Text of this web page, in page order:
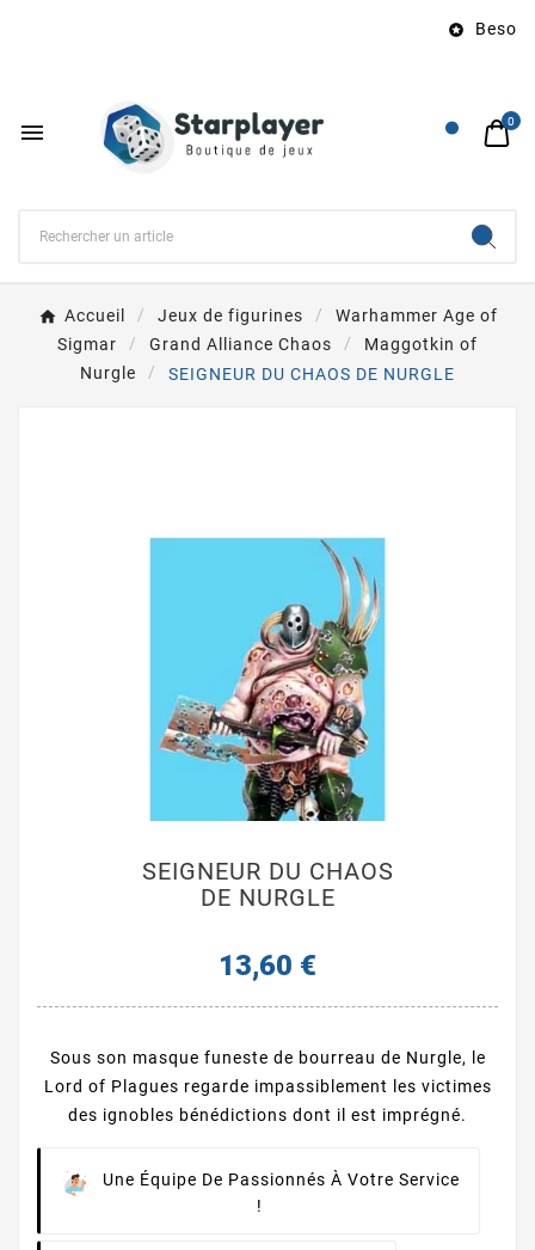
 Besoin
 0
Accueil Jeux de figurines
Warhammer Age of
Sigmar
Grand Alliance Chaos
Maggotkin of
Nurgle
SEIGNEUR DU CHAOS DE NURGLE
SEIGNEUR DU CHAOS
DE NURGLE
13,60 €
Sous son masque funeste de bourreau de Nurgle, le
Lord of Plagues regarde impassiblement les victimes
des ignobles bénédictions dont il est imprégné.
Une Équipe De Passionnés À Votre Service
!